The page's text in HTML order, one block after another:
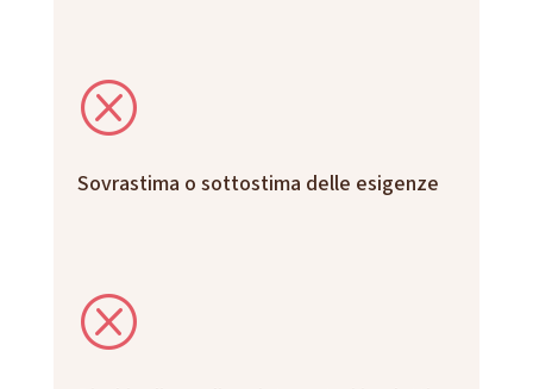
Q
Sovrastima o sottostima delle esigenze
Q